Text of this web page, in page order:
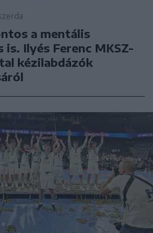
a mentális
is. Ilyés Ferenc MKSZ-
kézilabdázók